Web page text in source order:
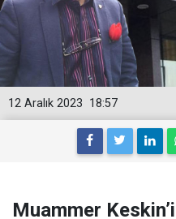
18:57
12 Aralık 2023
Muammer